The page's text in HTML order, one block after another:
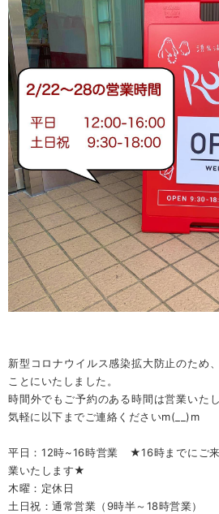
新型コロナウイルス感染拡大防止のため
ことにいたしました。
時間外でもご予約のある時間は営業いた
気軽に以下までご連絡くださいm(__)m
平日：12時~16時営業 ★16時までにご
業いたします★
木曜：定休日
土日祝：通常営業（9時半～18時営業）